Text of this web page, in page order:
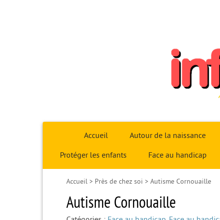
Infoparent29
Accueil Autour de la naissance
Protéger les enfants Face au handicap
Accueil > Près de chez soi > Autisme Cornouaille
Autisme Cornouaille